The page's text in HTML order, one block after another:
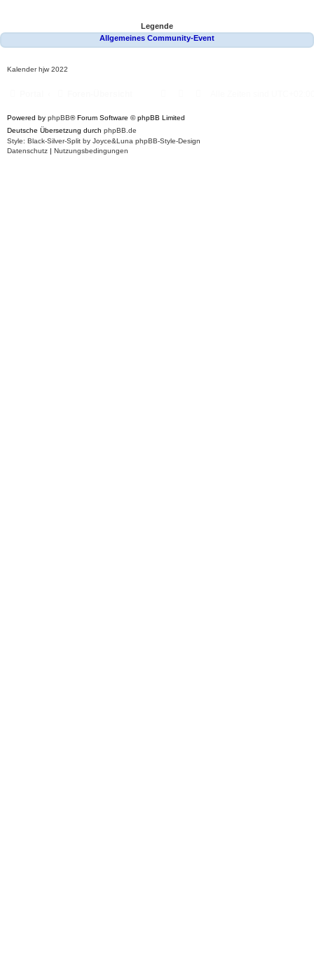
Legende
Allgemeines Community-Event
Kalenderhjw 2022
Powered by phpBB® Forum Software © phpBB Limited
Deutsche Übersetzung durch phpBB.de
Style: Black-Silver-Split by Joyce&Luna phpBB-Style-Design
Datenschutz | Nutzungsbedingungen